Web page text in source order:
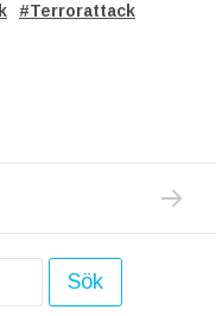
Terrorattack